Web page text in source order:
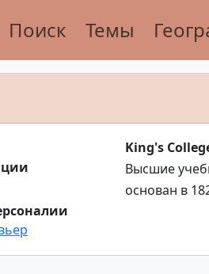
Поиск Темы
King's
Высшие
основан в